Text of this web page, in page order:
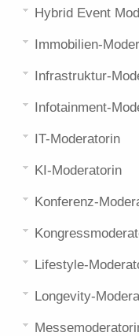
Hybrid Event
Immobilien-
Infrastruktur-
Infotainment-
IT-Moderatorin
KI-Moderatorin
Konferenz-
Lifestyle-
Longevity-